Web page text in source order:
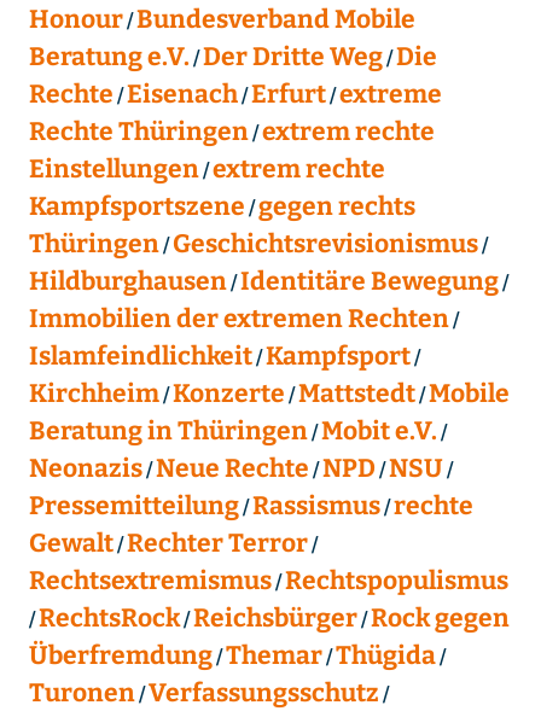
Honour Bundesverband Mobile
Beratung e.V. Der Dritte Weg Die
Rechte Eisenach Erfurt extreme
Rechte Thüringen extrem rechte
Einstellungen extrem rechte
Kampfsportszene gegen rechts
Thüringen Geschichtsrevisionismus
Hildburghausen Identitäre Bewegung
Immobilien der extremen Rechten
Islamfeindlichkeit Kampfsport
Kirchheim Konzerte Mattstedt Mobile
Beratung in Thüringen Mobit e.V.
Neonazis Neue Rechte NPD NSU
Pressemitteilung Rassismus rechte
Gewalt Rechter Terror
Rechtsextremismus Rechtspopulismus
RechtsRock Reichsbürger Rock gegen
Überfremdung Themar Thügida
Turonen Verfassungsschutz